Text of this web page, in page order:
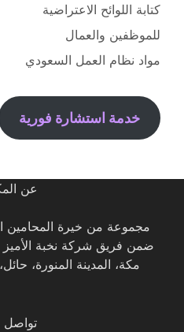
كتابة اللوائح الاعتراضية
للموظفين والعمال
مواد نظام العمل السعودي
خدمة استشارة فورية
عن
مجموعة من خيرة المحامين
ضمن فريق شركة نخبة
مكة، المدينة المنورة،
تواصل